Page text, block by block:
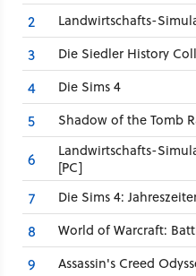
2 Landwirtschafts-
3 Die Siedler History
4 Die Sims 4
5 Shadow of the Tomb
6
Landwirtschafts-
[PC]
7 Die Sims 4:
8 World of Warcraft:
9 Assassin's Creed